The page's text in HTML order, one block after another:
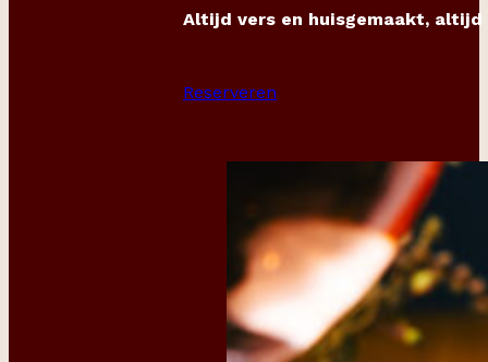
Altijd vers en huisgemaakt, altijd
Reserveren